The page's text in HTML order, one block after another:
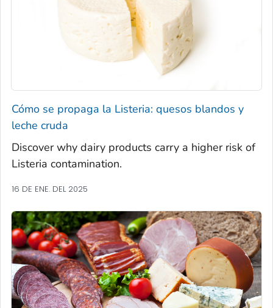
Cómo se propaga la Listeria: quesos blandos y
leche cruda
Discover why dairy products carry a higher risk of
Listeria contamination.
16 DE ENE. DEL 2025